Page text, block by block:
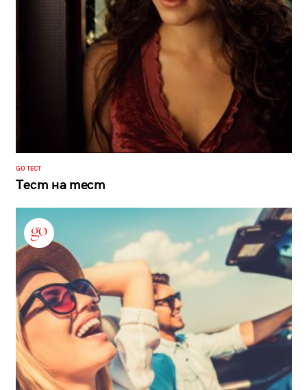
GO ТЕСТ
Тест на тест